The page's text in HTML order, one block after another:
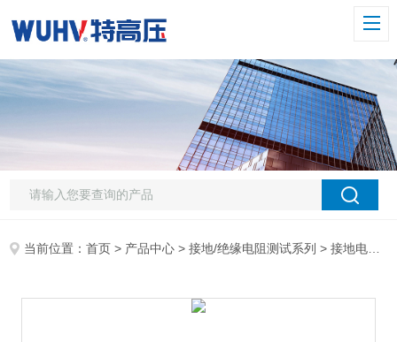
当前位置：首页 > 产品中心 >接地/绝缘电阻测试系列 >接地电阻测试仪